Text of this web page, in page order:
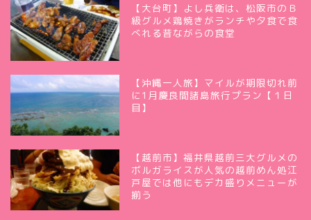
【大台町】よし兵衛は、松阪市のＢ
級グルメ鶏焼きがランチや夕食で食
べれる昔ながらの食堂
【沖縄一人旅】マイルが期限切れ前
に1月慶良間諸島旅行プラン【１日
目】
【越前市】福井県越前三大グルメの
ボルガライスが人気の越前めん処江
戸屋では他にもデカ盛りメニューが
揃う